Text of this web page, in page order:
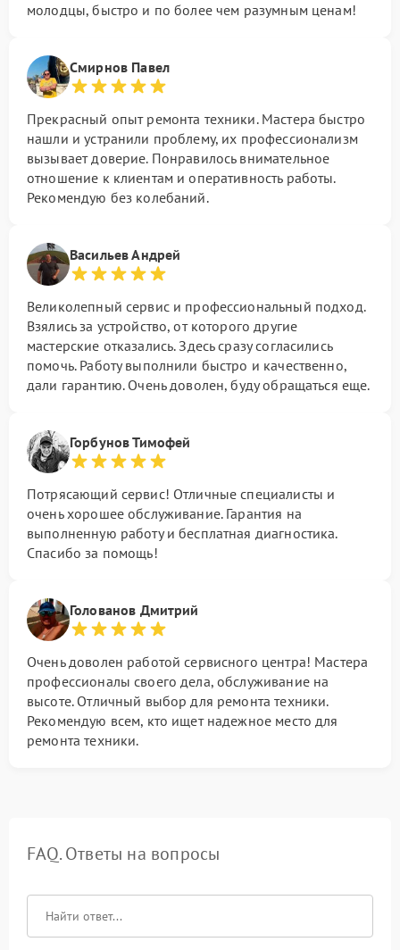
молодцы, быстро и по более чем разумным ценам!
Смирнов Павел
Прекрасный опыт ремонта техники. Мастера быстро
нашли и устранили проблему, их профессионализм
вызывает доверие. Понравилось внимательное
отношение к клиентам и оперативность работы.
Рекомендую без колебаний.
Васильев Андрей
Великолепный сервис и профессиональный подход.
Взялись за устройство, от которого другие
мастерские отказались. Здесь сразу согласились
помочь. Работу выполнили быстро и качественно,
дали гарантию. Очень доволен, буду обращаться еще.
Горбунов Тимофей
Потрясающий сервис! Отличные специалисты и
очень хорошее обслуживание. Гарантия на
выполненную работу и бесплатная диагностика.
Спасибо за помощь!
Голованов Дмитрий
Очень доволен работой сервисного центра! Мастера
профессионалы своего дела, обслуживание на
высоте. Отличный выбор для ремонта техники.
Рекомендую всем, кто ищет надежное место для
ремонта техники.
FAQ. Ответы на вопросы